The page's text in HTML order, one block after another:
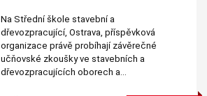
Na Střední škole stavební a
dřevozpracující, Ostrava, příspěvková
organizace právě probíhají závěrečné
učňovské zkoušky ve stavebních a
dřevozpracujících oborech a…